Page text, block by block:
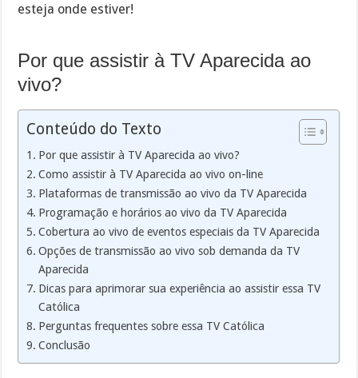
esteja onde estiver!
Por que assistir à TV Aparecida ao
vivo?
Conteúdo do Texto
Por que assistir à TV Aparecida ao vivo?
Como assistir à TV Aparecida ao vivo on-line
Plataformas de transmissão ao vivo da TV Aparecida
Programação e horários ao vivo da TV Aparecida
Cobertura ao vivo de eventos especiais da TV Aparecida
Opções de transmissão ao vivo sob demanda da TV
Aparecida
Dicas para aprimorar sua experiência ao assistir essa TV
Católica
Perguntas frequentes sobre essa TV Católica
Conclusão